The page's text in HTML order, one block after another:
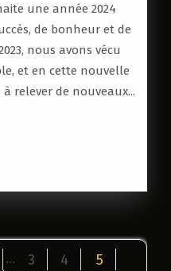
une année 2024
de bonheur et de
nous avons vécu
et en cette nouvelle
relever de nouveaux...
… 3 4
5